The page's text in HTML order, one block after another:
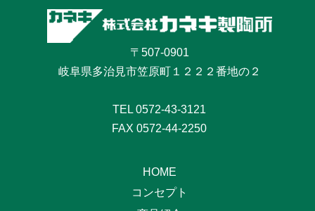
〒507-0901
岐阜県多治見市笠原町１２２２番地の２
TEL 0572-43-3121
FAX 0572-44-2250
HOME
コンセプト